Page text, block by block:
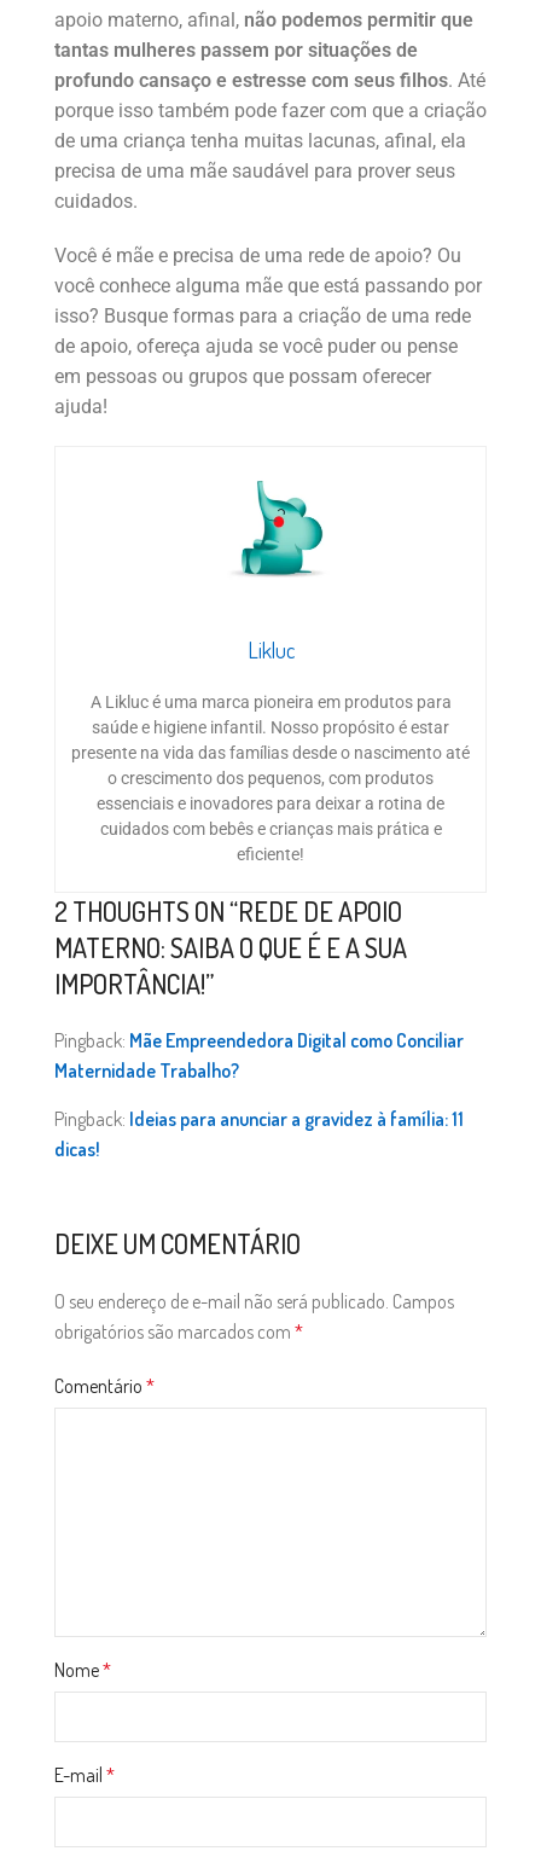
apoio materno, afinal, não podemos permitir que
tantas mulheres passem por situações de
profundo cansaço e estresse com seus filhos. Até
porque isso também pode fazer com que a criação
de uma criança tenha muitas lacunas, afinal, ela
precisa de uma mãe saudável para prover seus
cuidados.
Você é mãe e precisa de uma rede de apoio? Ou
você conhece alguma mãe que está passando por
isso? Busque formas para a criação de uma rede
de apoio, ofereça ajuda se você puder ou pense
em pessoas ou grupos que possam oferecer
ajuda!
Likluc
A Likluc é uma marca pioneira em produtos para
saúde e higiene infantil. Nosso propósito é estar
presente na vida das famílias desde o nascimento até
o crescimento dos pequenos, com produtos
essenciais e inovadores para deixar a rotina de
cuidados com bebês e crianças mais prática e
eficiente!
2 THOUGHTS ON “REDE DE APOIO
MATERNO: SAIBA O QUE É E A SUA
IMPORTÂNCIA!”
Pingback: Mãe Empreendedora Digital como Conciliar
Maternidade Trabalho?
Pingback: Ideias para anunciar a gravidez à família: 11
dicas!
DEIXE UM COMENTÁRIO
O seu endereço de e-mail não será publicado. Campos
obrigatórios são marcados com *
Comentário *
Nome*
E-mail *